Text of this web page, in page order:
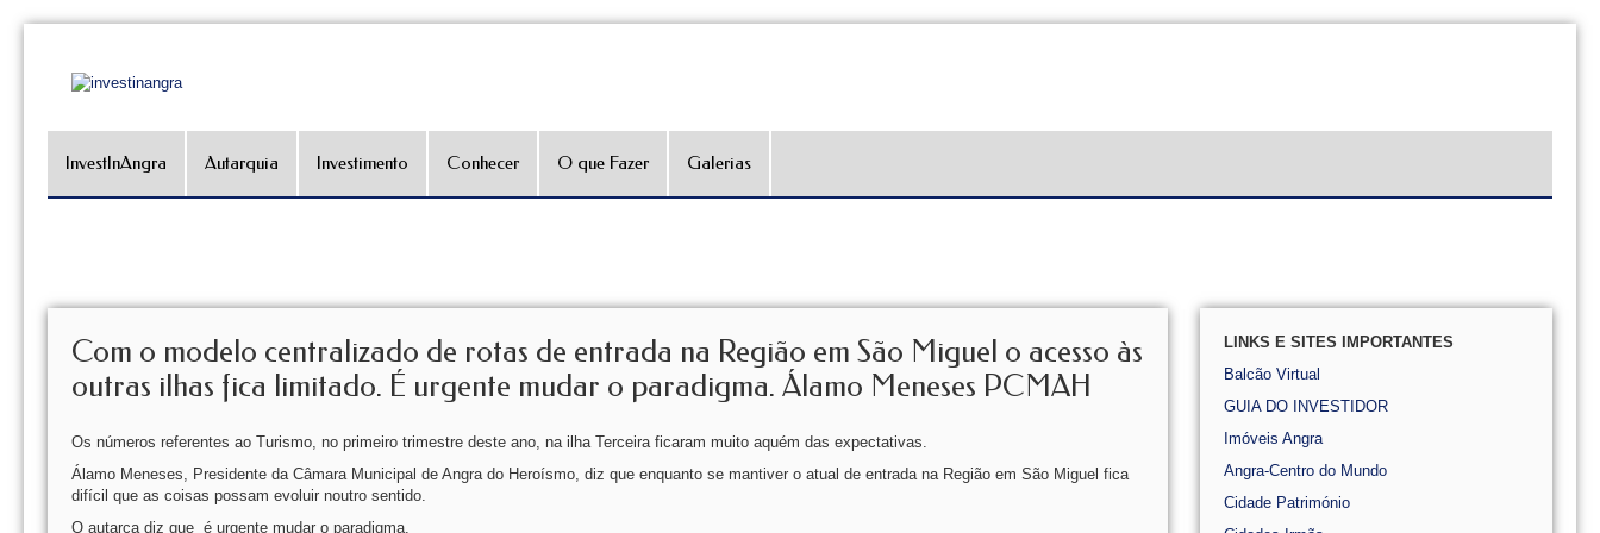
InvestInAngra Autarquia Investimento Conhecer O que Fazer Galerias
Com o modelo centralizado de rotas de entrada na Região em São Miguel o acesso às
outras ilhas fica limitado. É urgente mudar o paradigma. Álamo Meneses PCMAH
Os números referentes ao Turismo, no primeiro trimestre deste ano, na ilha Terceira ficaram muito aquém das expectativas.
Álamo Meneses, Presidente da Câmara Municipal de Angra do Heroísmo, diz que enquanto se mantiver o atual de entrada na Região em São Miguel fica
difícil que as coisas possam evoluir noutro sentido.
O autarca diz que é urgente mudar o paradigma.
LINKS E SITES IMPORTANTES
Balcão Virtual
GUIA DO INVESTIDOR
Imóveis Angra
Angra-Centro do Mundo
Cidade Património